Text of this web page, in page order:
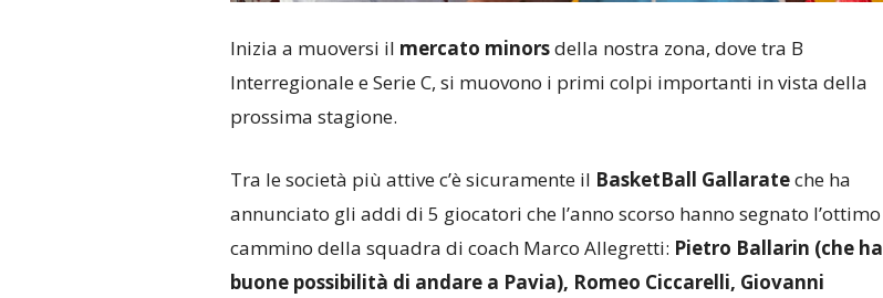
Inizia a muoversi il mercato minorsdella nostra zona, dove tra B
Interregionale e Serie C, si muovono i primi colpi importanti in vista della
prossima stagione.
Tra le società più attive c’è sicuramente il BasketBall Gallarateche ha
annunciato gli addi di 5 giocatori che l’anno scorso hanno segnato l’ottimo
cammino della squadra di coach Marco Allegretti: Pietro Ballarin (che ha
buone possibilità di andare a Pavia), Romeo Ciccarelli, Giovanni